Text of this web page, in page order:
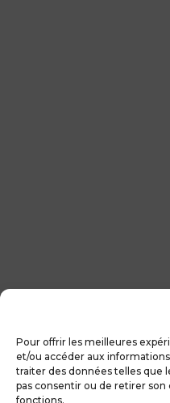
Pour offrir les meilleures
et/ou accéder aux
traiter des données telles que
pas consentir ou de retirer
fonctions.